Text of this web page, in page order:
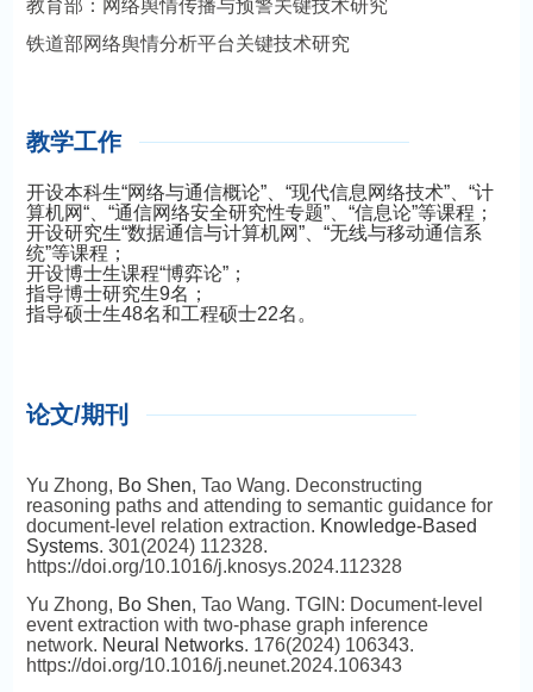
教育部：网络舆情传播与预警关键技术研究
铁道部网络舆情分析平台关键技术研究
教学工作
开设本科生“网络与通信概论”、“现代信息网络技术”、“计
算机网“、“通信网络安全研究性专题”、“信息论”等课程；
开设研究生“数据通信与计算机网”、“无线与移动通信系
统”等课程；
开设博士生课程“博弈论”；
指导博士研究生9名；
指导硕士生48名和工程硕士22名。
论文/期刊
Yu Zhong, Bo Shen, Tao Wang. Deconstructing
reasoning paths and attending to semantic guidance for
document-level relation extraction. Knowledge-Based
Systems. 301(2024) 112328.
https://doi.org/10.1016/j.knosys.2024.112328
Yu Zhong, Bo Shen, Tao Wang. TGIN: Document-level
event extraction with two-phase graph inference
network. Neural Networks. 176(2024) 106343.
https://doi.org/10.1016/j.neunet.2024.106343